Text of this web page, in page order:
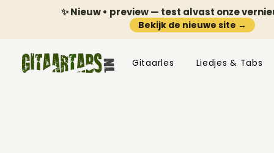
✨ Nieuw • preview — test alvast onze
Bekijk de nieuwe site →
Gitaarles Liedjes & Tabs